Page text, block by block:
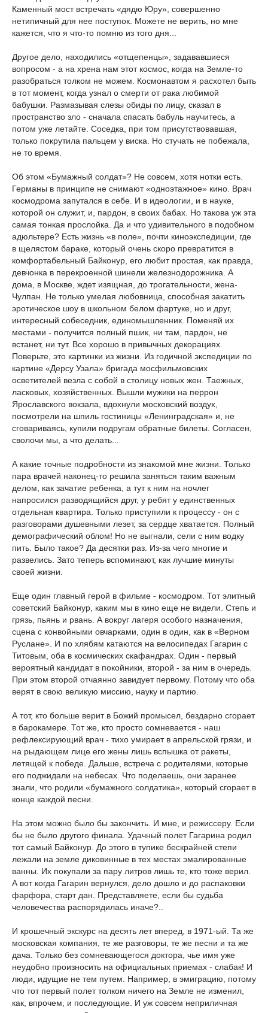
Каменный мост встречать «дядю Юру», совершенно
нетипичный для нее поступок. Можете не верить, но мне
кажется, что я что-то помню из того дня...
Другое дело, находились «отщепенцы», задававшиеся
вопросом - а на хрена нам этот космос, когда на Земле-то
разобраться толком не можем. Космонавтом я расхотел быть
в тот момент, когда узнал о смерти от рака любимой
бабушки. Размазывая слезы обиды по лицу, сказал в
пространство зло - сначала спасать бабуль научитесь, а
потом уже летайте. Соседка, при том присутствовавшая,
только покрутила пальцем у виска. Но стучать не побежала,
не то время.
Об этом «Бумажный солдат»? Не совсем, хотя нотки есть.
Германы в принципе не снимают «одноэтажное» кино. Врач
космодрома запутался в себе. И в идеологии, и в науке,
которой он служит, и, пардон, в своих бабах. Но такова уж эта
самая тонкая прослойка. Да и что удивительного в подобном
адюльтере? Есть жизнь «в поле», почти киноэкспедиции, где
в щелястом бараке, который очень скоро превратится в
комфортабельный Байконур, его любит простая, как правда,
девчонка в перекроенной шинели железнодорожника. А
дома, в Москве, ждет изящная, до трогательности, жена-
Чулпан. Не только умелая любовница, способная закатить
эротическое шоу в школьном белом фартуке, но и друг,
интересный собеседник, единомышленник. Поменяй их
местами - получится полный пшик, ни там, пардон, не
встанет, ни тут. Все хорошо в привычных декорациях.
Поверьте, это картинки из жизни. Из годичной экспедиции по
картине «Дерсу Узала» бригада мосфильмовских
осветителей везла с собой в столицу новых жен. Таежных,
ласковых, хозяйственных. Вышли мужики на перрон
Ярославского вокзала, вдохнули московский воздух,
посмотрели на шпиль гостиницы «Ленинградская» и, не
сговариваясь, купили подругам обратные билеты. Согласен,
сволочи мы, а что делать...
А какие точные подробности из знакомой мне жизни. Только
пара врачей наконец-то решила заняться таким важным
делом, как зачатие ребенка, а тут к ним на ночлег
напросился разводящийся друг, у ребят у единственных
отдельная квартира. Только приступили к процессу - он с
разговорами душевными лезет, за сердце хватается. Полный
демографический облом! Но не выгнали, сели с ним водку
пить. Было такое? Да десятки раз. Из-за чего многие и
развелись. Зато теперь вспоминают, как лучшие минуты
своей жизни.
Еще один главный герой в фильме - космодром. Тот элитный
советский Байконур, каким мы в кино еще не видели. Степь и
грязь, пьянь и рвань. А вокруг лагеря особого назначения,
сцена с конвойными овчарками, один в один, как в «Верном
Руслане». И по хлябям катаются на велосипедах Гагарин с
Титовым, оба в космических скафандрах. Один - первый
вероятный кандидат в покойники, второй - за ним в очередь.
При этом второй отчаянно завидует первому. Потому что оба
верят в свою великую миссию, науку и партию.
А тот, кто больше верит в Божий промысел, бездарно сгорает
в барокамере. Тот же, кто просто сомневается - наш
рефлексирующий врач - тихо умирает в апрельской грязи, и
на рыдающем лице его жены лишь вспышка от ракеты,
летящей к победе. Дальше, встреча с родителями, которые
его поджидали на небесах. Что поделаешь, они заранее
знали, что родили «бумажного солдатика», который сгорает в
конце каждой песни.
На этом можно было бы закончить. И мне, и режиссеру. Если
бы не было другого финала. Удачный полет Гагарина родил
тот самый Байконур. До этого в тупике бескрайней степи
лежали на земле диковинные в тех местах эмалированные
ванны. Их покупали за пару литров лишь те, кто тоже верил.
А вот когда Гагарин вернулся, дело дошло и до распаковки
фарфора, старт дан. Представляете, если бы судьба
человечества распорядилась иначе?..
И крошечный экскурс на десять лет вперед, в 1971-ый. Та же
московская компания, те же разговоры, те же песни и та же
дача. Только без сомневающегося доктора, чье имя уже
неудобно произносить на официальных приемах - слабак! И
люди, идущие не тем путем. Например, в эмиграцию, потому
что тот первый полет толком ничего на Земле не изменил,
как, впрочем, и последующие. И уж совсем неприличная